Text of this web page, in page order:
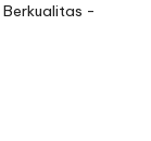
Berkualitas -